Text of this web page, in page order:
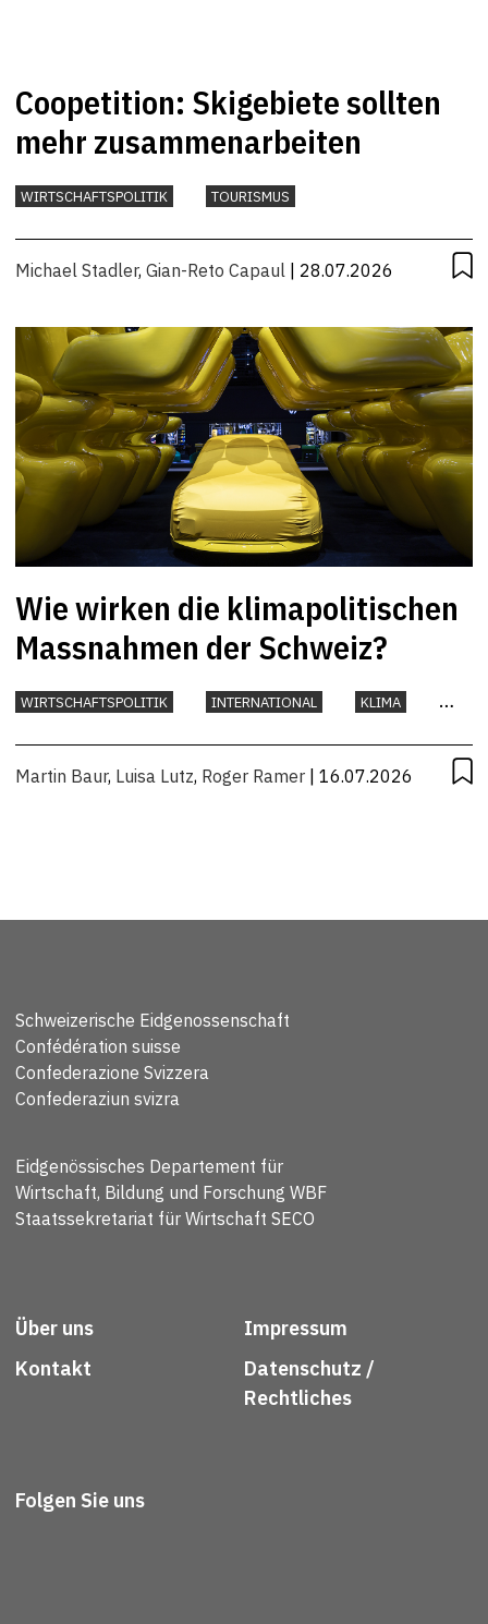
Coopetition: Skigebiete sollten
mehr zusammenarbeiten
WIRTSCHAFTSPOLITIK TOURISMUS
Michael Stadler, Gian-Reto Capaul | 28.07.2026
Wie wirken die klimapolitischen
Massnahmen der Schweiz?
WIRTSCHAFTSPOLITIK INTERNATIONAL
KLIMA
Martin Baur, Luisa Lutz, Roger Ramer | 16.07.2026
Schweizerische Eidgenossenschaft
Confédération suisse
Confederazione Svizzera
Confederaziun svizra
Eidgenössisches Departement für
Wirtschaft, Bildung und Forschung WBF
Staatssekretariat für Wirtschaft SECO
Über uns
Kontakt
Impressum
Datenschutz /
Rechtliches
Folgen Sie uns